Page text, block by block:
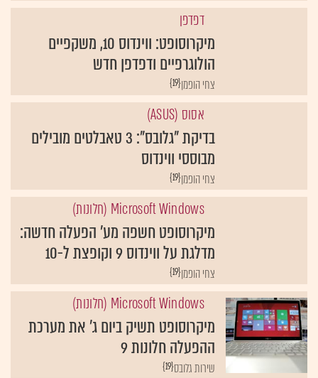
דפדפן
מיקרוסופט: ווינדוס 10, משקפיים
הולוגרפיים ודפדפן חדש
{19}צחי הופמן
אסוס (ASUS)
בדיקת "גלובס": 3 טאבלטים מובילים
מבוססי ווינדוס
{19}צחי הופמן
Microsoft Windows (חלונות)
מיקרוסופט חשפה מע' הפעלה חדשה:
מדלגת על ווינדוס 9 וקופצת ל-10
{19}צחי הופמן
Microsoft Windows (חלונות)
מיקרוסופט תשיק ביום ג' את מערכת
ההפעלה חלונות 9
{19}שירות גלובס